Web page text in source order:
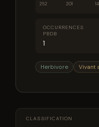
252
201
OCCURRENCES
PBDB
1
Herbivore Vivant
CLASSIFICATION